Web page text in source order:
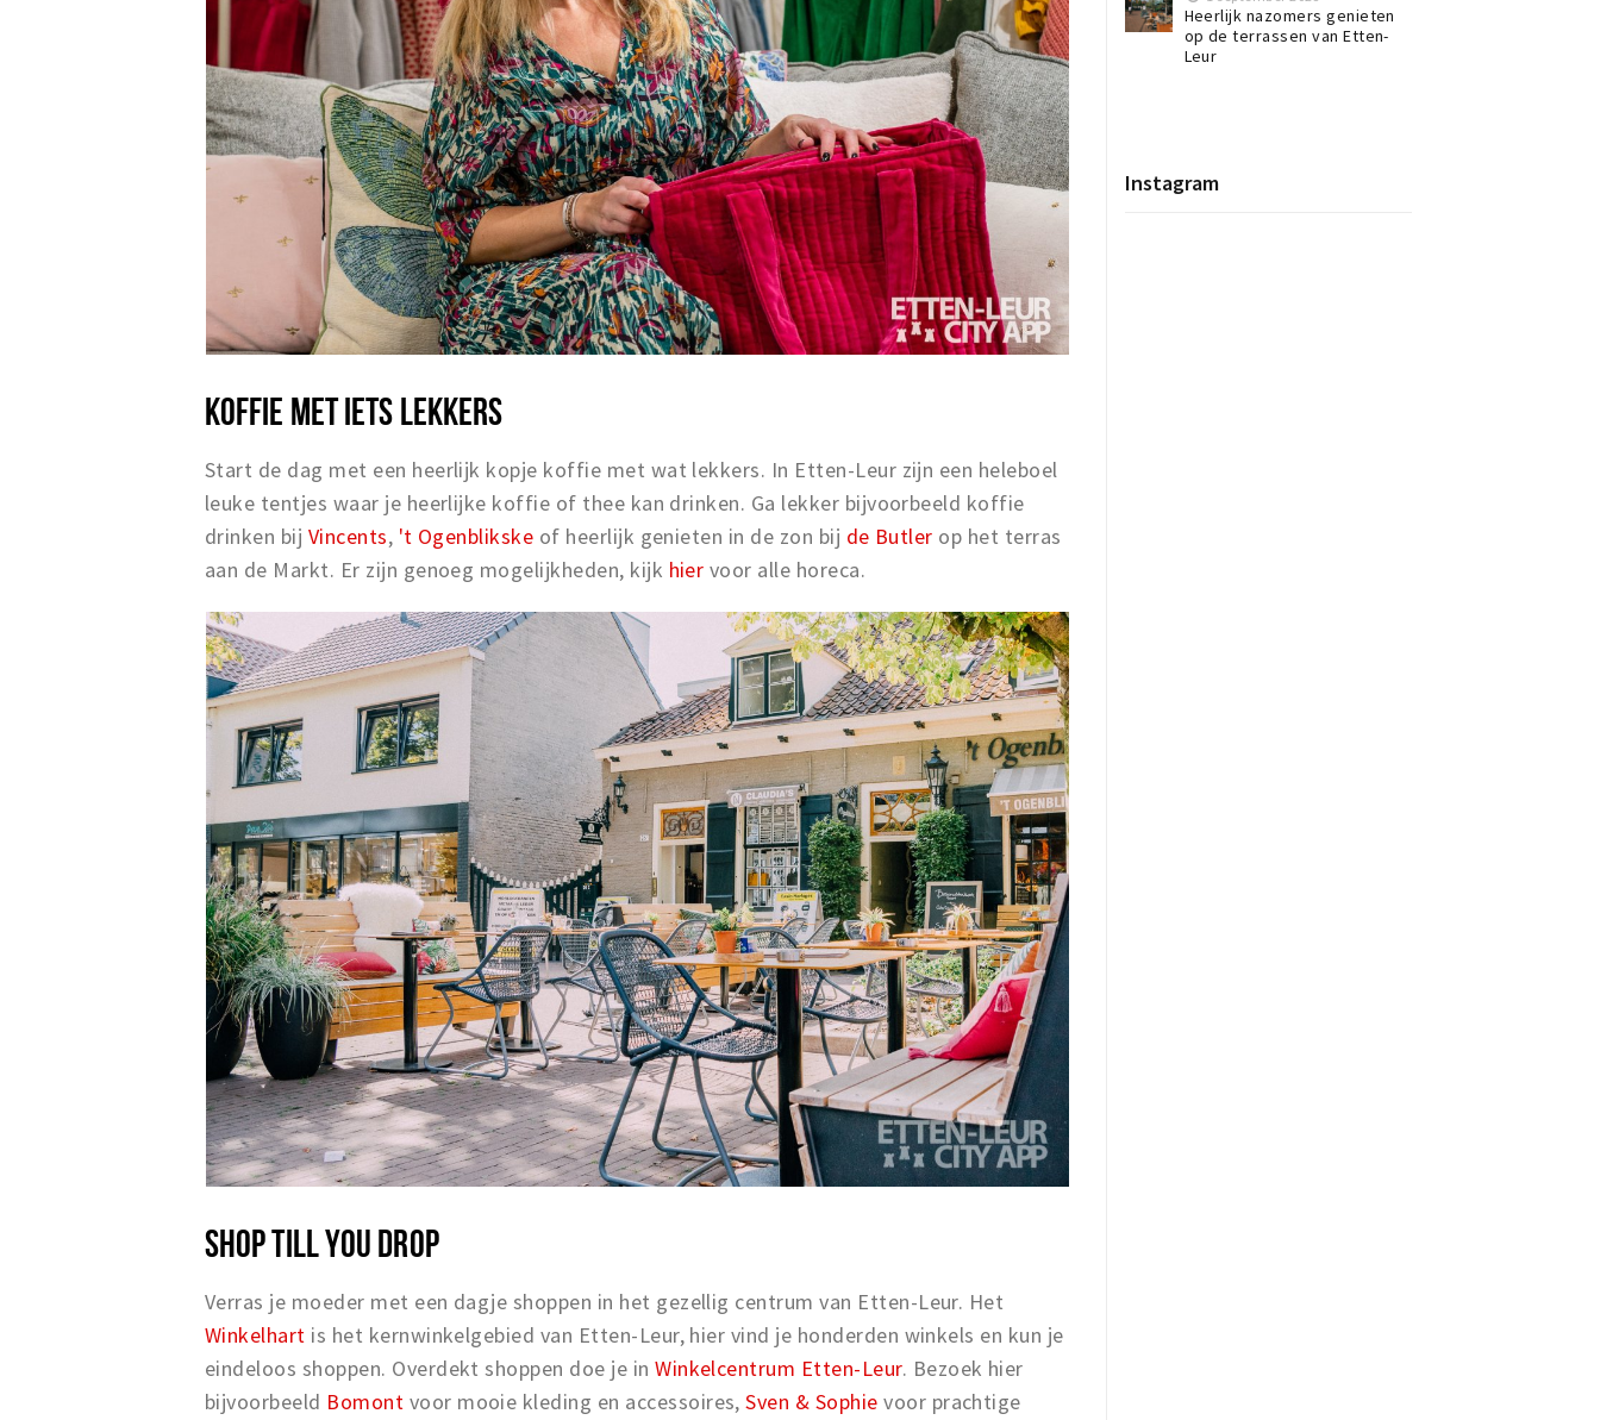
KOFFIE MET IETS LEKKERS
Start de dag met een heerlijk kopje koffie met wat lekkers. In Etten-Leur zijn een heleboel
leuke tentjes waar je heerlijke koffie of thee kan drinken. Ga lekker bijvoorbeeld koffie
drinken bij Vincents, 't Ogenblikske of heerlijk genieten in de zon bij de Butler op het terras
aan de Markt. Er zijn genoeg mogelijkheden, kijk hier voor alle horeca.
SHOP TILL YOU DROP
Verras je moeder met een dagje shoppen in het gezellig centrum van Etten-Leur. Het
Winkelhart is het kernwinkelgebied van Etten-Leur, hier vind je honderden winkels en kun je
eindeloos shoppen. Overdekt shoppen doe je inWinkelcentrum Etten-Leur. Bezoek hier
bijvoorbeeld Bomont voor mooie kleding en accessoires,Sven & Sophie voor prachtige
Heerlijk nazomers genieten
op de terrassen van Etten-
Leur
Instagram